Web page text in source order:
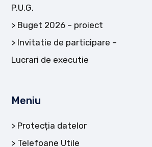
P.U.G.
Buget 2026 – proiect
Invitatie de participare –
Lucrari de executie
Meniu
Protecția datelor
Telefoane Utile